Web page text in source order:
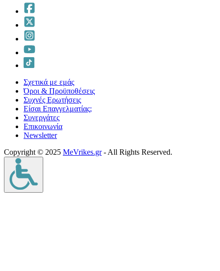
Σχετικά με εμάς
Όροι & Προϋποθέσεις
Συχνές Ερωτήσεις
Είσαι Επαγγελματίας;
Συνεργάτες
Επικοινωνία
Νewsletter
Copyright © 2025 MeVrikes.gr- All Rights Reserved.